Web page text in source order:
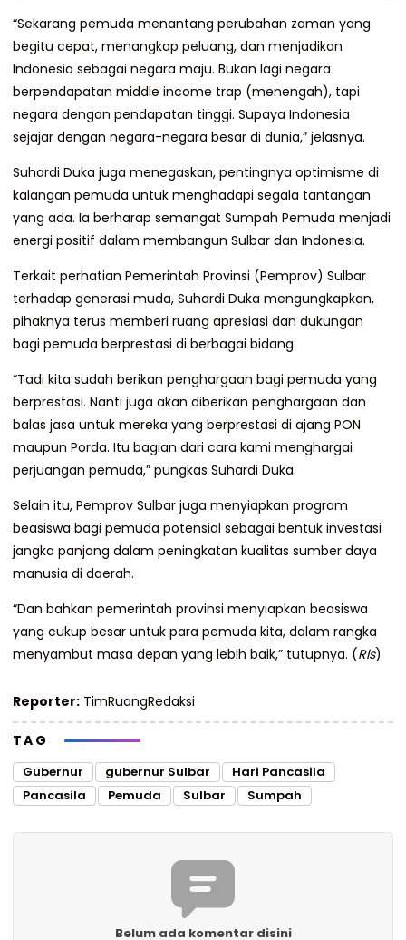
“Sekarang pemuda menantang perubahan zaman yang
begitu cepat, menangkap peluang, dan menjadikan
Indonesia sebagai negara maju. Bukan lagi negara
berpendapatan middle income trap (menengah), tapi
negara dengan pendapatan tinggi. Supaya Indonesia
sejajar dengan negara-negara besar di dunia,” jelasnya.
Suhardi Duka juga menegaskan, pentingnya optimisme di
kalangan pemuda untuk menghadapi segala tantangan
yang ada. Ia berharap semangat Sumpah Pemuda menjadi
energi positif dalam membangun Sulbar dan Indonesia.
Terkait perhatian Pemerintah Provinsi (Pemprov) Sulbar
terhadap generasi muda, Suhardi Duka mengungkapkan,
pihaknya terus memberi ruang apresiasi dan dukungan
bagi pemuda berprestasi di berbagai bidang.
“Tadi kita sudah berikan penghargaan bagi pemuda yang
berprestasi. Nanti juga akan diberikan penghargaan dan
balas jasa untuk mereka yang berprestasi di ajang PON
maupun Porda. Itu bagian dari cara kami menghargai
perjuangan pemuda,” pungkas Suhardi Duka.
Selain itu, Pemprov Sulbar juga menyiapkan program
beasiswa bagi pemuda potensial sebagai bentuk investasi
jangka panjang dalam peningkatan kualitas sumber daya
manusia di daerah.
“Dan bahkan pemerintah provinsi menyiapkan beasiswa
yang cukup besar untuk para pemuda kita, dalam rangka
menyambut masa depan yang lebih baik,” tutupnya. (Rls)
Reporter: TimRuangRedaksi
TAG
Gubernur gubernur Sulbar
Hari Pancasila
Pancasila
Pemuda Sulbar Sumpah
Belum ada komentar disini